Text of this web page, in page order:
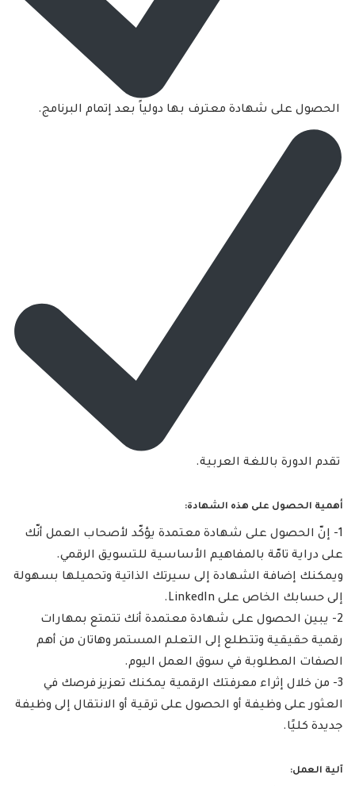
الحصول على شهادة معترف بها دولياً بعد إتمام البرنامج.
تقدم الدورة باللغة العربية.
أهمية الحصول على هذه الشهادة:
1- إنّ الحصول على شهادة معتمدة يؤكّد لأصحاب العمل أنّك
على دراية تامّة بالمفاهيم الأساسية للتسويق الرقمي.
ويمكنك إضافة الشهادة إلى سيرتك الذاتية وتحميلها بسهولة
إلى حسابك الخاص على LinkedIn.
2- يبين الحصول على شهادة معتمدة أنك تتمتع بمهارات
رقمية حقيقية وتتطلع إلى التعلم المستمر وهاتان من أهم
الصفات المطلوبة في سوق العمل اليوم.
3- من خلال إثراء معرفتك الرقمية يمكنك تعزيز فرصك في
العثور على وظيفة أو الحصول على ترقية أو الانتقال إلى وظيفة
جديدة كليًا.
آلية العمل: